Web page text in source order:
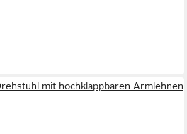
mit hochklappbaren Armlehnen